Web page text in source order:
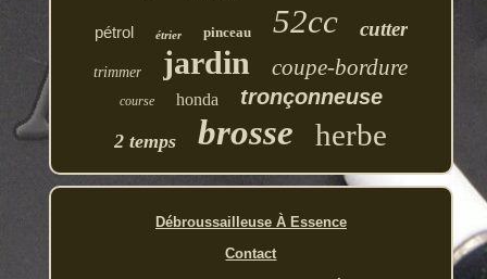
pétrol étrier pinceau 52cc cutter
trimmer jardin coupe-bordure
course honda tronçonneuse
2 temps brosse herbe
Débroussailleuse À Essence
Contact